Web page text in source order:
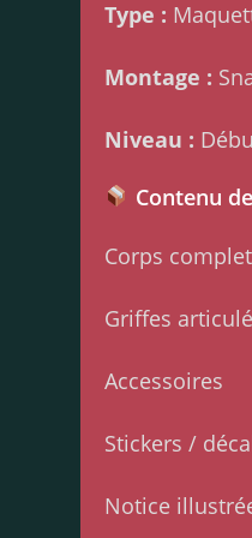
Type :
Montage :
Niveau :
Contenu
Corps complet
Griffes
Accessoires
Stickers /
Notice